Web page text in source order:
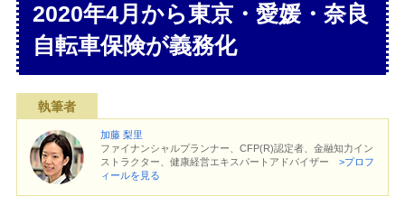
2020年4月から東京・愛媛・奈良
自転車保険が義務化
執筆者
加藤 梨里
ファイナンシャルプランナー、CFP(R)認定者、金融知力イン
ストラクター、健康経営エキスパートアドバイザー >プロフ
ィールを見る